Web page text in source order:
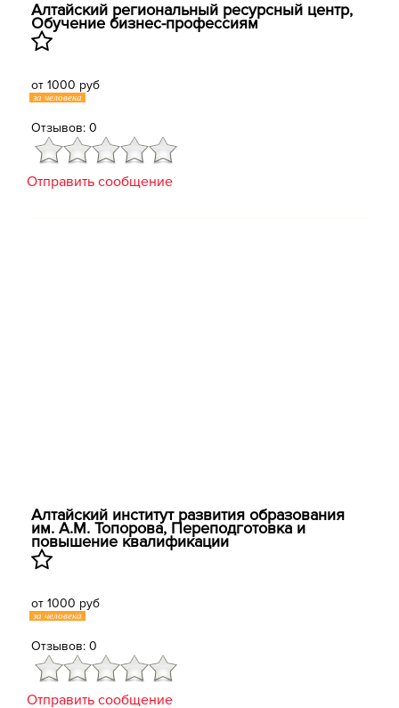
Алтайский региональный ресурсный центр,
Обучение бизнес-профессиям
от 1000 руб
за человека
Отзывов: 0
Отправить сообщение
Алтайский институт развития образования
им. А.М. Топорова, Переподготовка и
повышение квалификации
от 1000 руб
за человека
Отзывов: 0
Отправить сообщение